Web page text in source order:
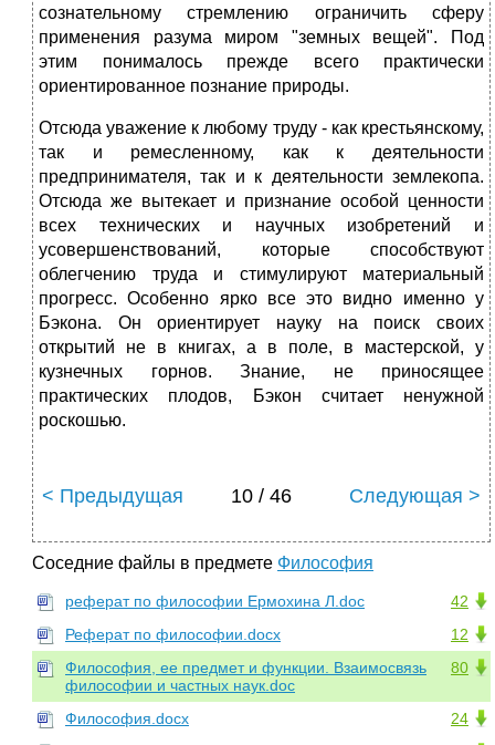
сознательному стремлению ограничить сферу
применения разума миром "земных вещей". Под
этим понималось прежде всего практически
ориентированное познание природы.
Отсюда уважение к любому труду - как крестьянскому,
так и ремесленному, как к деятельности
предпринимателя, так и к деятельности землекопа.
Отсюда же вытекает и признание особой ценности
всех технических и научных изобретений и
усовершенствований, которые способствуют
облегчению труда и стимулируют материальный
прогресс. Особенно ярко все это видно именно у
Бэкона. Он ориентирует науку на поиск своих
открытий не в книгах, а в поле, в мастерской, у
кузнечных горнов. Знание, не приносящее
практических плодов, Бэкон считает ненужной
роскошью.
< Предыдущая 10 / 46 Следующая >
Соседние файлы в предмете Философия
42
реферат по философии Ермохина Л.doc
12
Реферат по философии.docx
80
Философия, ее предмет и функции. Взаимосвязь
философии и частных наук.doc
24
Философия.docx